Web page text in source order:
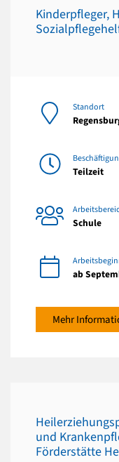
Kinderpfleger,
Standort
Teilzeit
Schule
ab
Mehr
und
Förderstätte